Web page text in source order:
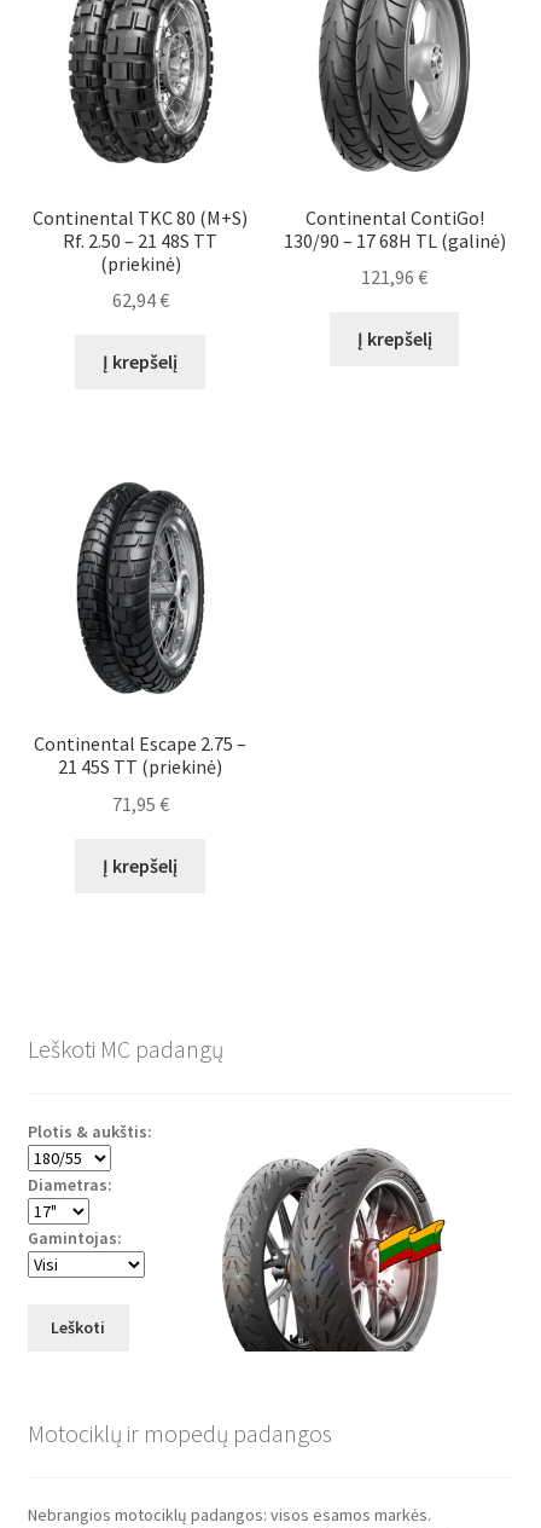
Continental TKC 80 (M+S)
Rf. 2.50 – 21 48S TT
(priekinė)
62,94€
Į krepšelį
Continental ContiGo!
130/90 – 17 68H TL (galinė)
121,96€
Į krepšelį
Continental Escape 2.75 –
21 45S TT (priekinė)
71,95 €
Į krepšelį
Leškoti MC padangų
Plotis & aukštis:
Diametras:
Gamintojas:
Leškoti
Motociklų ir mopedų padangos
Nebrangios motociklų padangos: visos esamos markės.